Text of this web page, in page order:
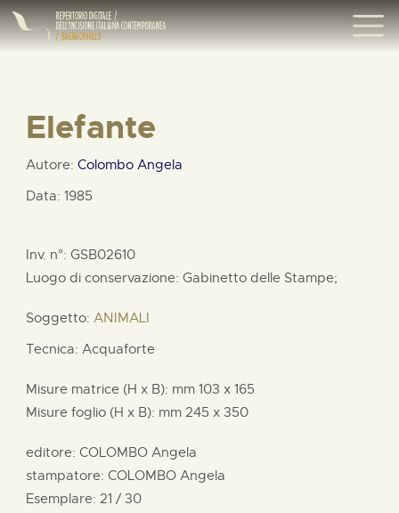
Elefante
Autore: Colombo Angela
Data: 1985
Inv. n°: GSB02610
Luogo di conservazione: Gabinetto delle Stampe;
Soggetto: ANIMALI
Tecnica: Acquaforte
Misure matrice (H x B): mm 103 x 165
Misure foglio (H x B): mm 245 x 350
editore: COLOMBO Angela
stampatore: COLOMBO Angela
Esemplare: 21 / 30